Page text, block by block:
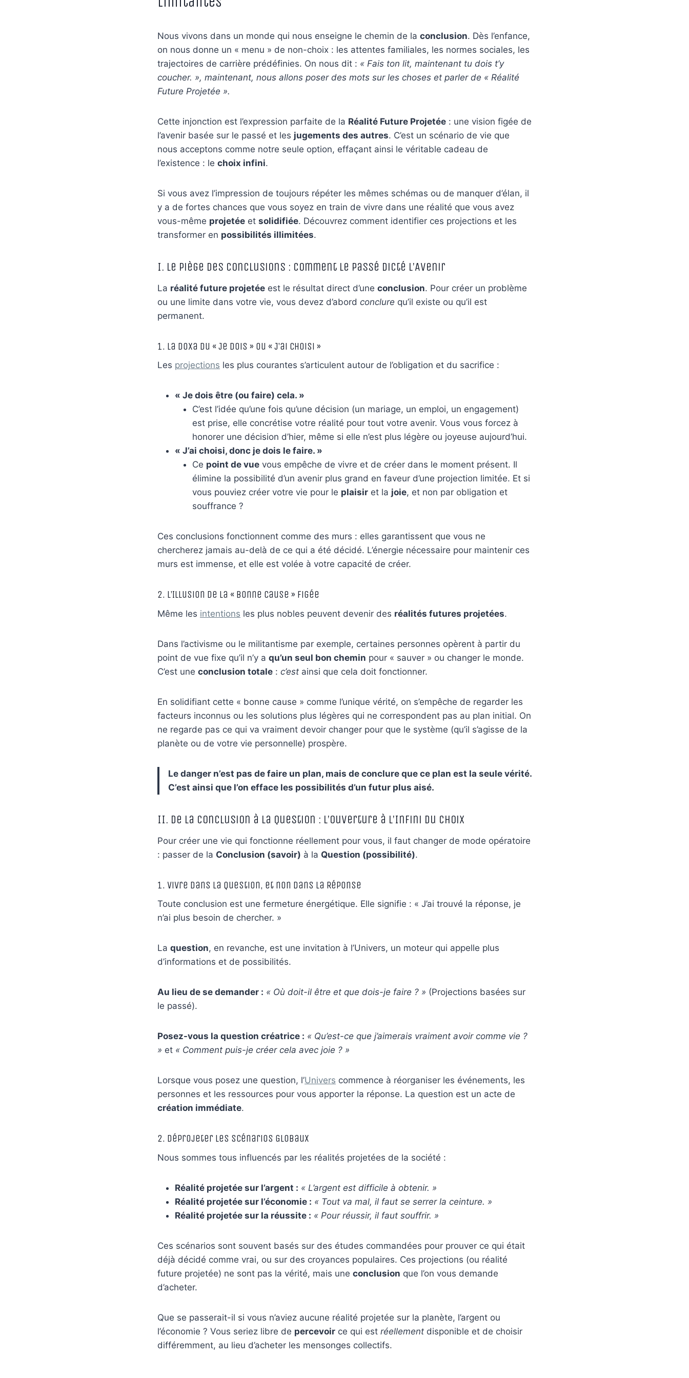
Nous vivons dans un monde qui nous enseigne le chemin de la conclusion. Dès l’enfance,
on nous donne un « menu » de non-choix : les attentes familiales, les normes sociales, les
trajectoires de carrière prédéfinies. On nous dit : « Fais ton lit, maintenant tu dois t’y
coucher. », maintenant, nous allons poser des mots sur les choses et parler de « Réalité
Future Projetée ».
Cette injonction est l’expression parfaite de la Réalité Future Projetée : une vision figée de
l’avenir basée sur le passé et les jugements des autres. C’est un scénario de vie que
nous acceptons comme notre seule option, effaçant ainsi le véritable cadeau de
l’existence : le choix infini.
Si vous avez l’impression de toujours répéter les mêmes schémas ou de manquer d’élan, il
y a de fortes chances que vous soyez en train de vivre dans une réalité que vous avez
vous-même projetée et solidifiée. Découvrez comment identifier ces projections et les
transformer en possibilités illimitées.
I. Le Piège des Conclusions : Comment le Passé Dicté l’Avenir
La réalité future projetée est le résultat direct d’une conclusion. Pour créer un problème
ou une limite dans votre vie, vous devez d’abord conclure qu’il existe ou qu’il est
permanent.
1. La Doxa du « Je Dois » ou « J’ai Choisi »
Les projections les plus courantes s’articulent autour de l’obligation et du sacrifice :
« Je dois être (ou faire) cela. »
C’est l’idée qu’une fois qu’une décision (un mariage, un emploi, un engagement)
est prise, elle concrétise votre réalité pour tout votre avenir. Vous vous forcez à
honorer une décision d’hier, même si elle n’est plus légère ou joyeuse aujourd’hui.
« J’ai choisi, donc je dois le faire. »
Ce point de vue vous empêche de vivre et de créer dans le moment présent. Il
élimine la possibilité d’un avenir plus grand en faveur d’une projection limitée. Et si
vous pouviez créer votre vie pour le plaisir et la joie, et non par obligation et
souffrance ?
Ces conclusions fonctionnent comme des murs : elles garantissent que vous ne
chercherez jamais au-delà de ce qui a été décidé. L’énergie nécessaire pour maintenir ces
murs est immense, et elle est volée à votre capacité de créer.
2. L’Illusion de la « Bonne Cause » Figée
Même les intentions les plus nobles peuvent devenir des réalités futures projetées.
Dans l’activisme ou le militantisme par exemple, certaines personnes opèrent à partir du
point de vue fixe qu’il n’y a qu’un seul bon chemin pour « sauver » ou changer le monde.
C’est une conclusion totale : c’est ainsi que cela doit fonctionner.
En solidifiant cette « bonne cause » comme l’unique vérité, on s’empêche de regarder les
facteurs inconnus ou les solutions plus légères qui ne correspondent pas au plan initial. On
ne regarde pas ce qui va vraiment devoir changer pour que le système (qu’il s’agisse de la
planète ou de votre vie personnelle) prospère.
Le danger n’est pas de faire un plan, mais de conclure que ce plan est la seule vérité.
C’est ainsi que l’on efface les possibilités d’un futur plus aisé.
II. De la Conclusion à la Question : L’Ouverture à l’Infini du Choix
Pour créer une vie qui fonctionne réellement pour vous, il faut changer de mode opératoire
: passer de la Conclusion (savoir) à la Question (possibilité).
1. Vivre dans la Question, et non dans la Réponse
Toute conclusion est une fermeture énergétique. Elle signifie : « J’ai trouvé la réponse, je
n’ai plus besoin de chercher. »
La question, en revanche, est une invitation à l’Univers, un moteur qui appelle plus
d’informations et de possibilités.
Au lieu de se demander : « Où doit-il être et que dois-je faire ? » (Projections basées sur
le passé).
Posez-vous la question créatrice : « Qu’est-ce que j’aimerais vraiment avoir comme vie ?
» et « Comment puis-je créer cela avec joie ? »
Lorsque vous posez une question, l’Univers commence à réorganiser les événements, les
personnes et les ressources pour vous apporter la réponse. La question est un acte de
création immédiate.
2. Déprojeter les Scénarios Globaux
Nous sommes tous influencés par les réalités projetées de la société :
Réalité projetée sur l’argent : « L’argent est difficile à obtenir. »
Réalité projetée sur l’économie : « Tout va mal, il faut se serrer la ceinture. »
Réalité projetée sur la réussite : « Pour réussir, il faut souffrir. »
Ces scénarios sont souvent basés sur des études commandées pour prouver ce qui était
déjà décidé comme vrai, ou sur des croyances populaires. Ces projections (ou réalité
future projetée) ne sont pas la vérité, mais une conclusion que l’on vous demande
d’acheter.
Que se passerait-il si vous n’aviez aucune réalité projetée sur la planète, l’argent ou
l’économie ? Vous seriez libre de percevoir ce qui est réellement disponible et de choisir
différemment, au lieu d’acheter les mensonges collectifs.